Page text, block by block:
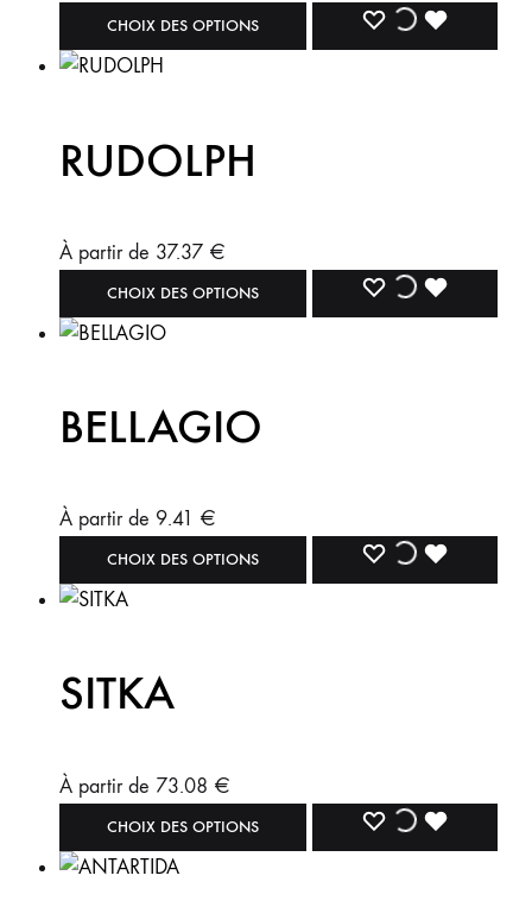
CHOIX DES OPTIONS
RUDOLPH
À partir de 37.37 €
CHOIX DES OPTIONS
BELLAGIO
À partir de 9.41 €
CHOIX DES OPTIONS
SITKA
À partir de 73.08 €
CHOIX DES OPTIONS